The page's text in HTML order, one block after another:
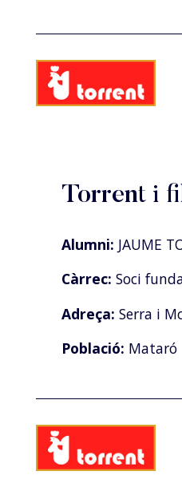
Torrent i
Alumni: JAUME
Càrrec: Soci
Adreça: Serra i
Població: Mataró